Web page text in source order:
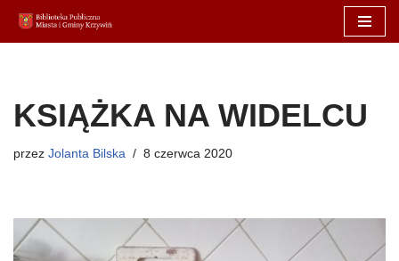
Przejdź
KSIĄŻKA NA WIDELCU
przez Jolanta Bilska 8 czerwca 2020